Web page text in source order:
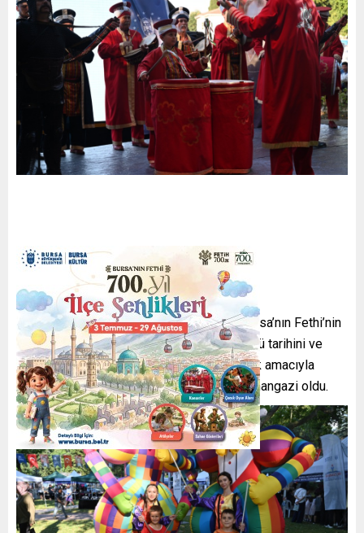
Bursa Büyükşehir Belediyesi tarafından Bursa’nın Fethi’nin
700. Yılı Etkinlikleri kapsamında kentin köklü tarihini ve
kültürel mirasını gelecek nesillere aktarmak amacıyla
düzenlenen ilçe şenliklerinin ilk durağı Osmangazi oldu.